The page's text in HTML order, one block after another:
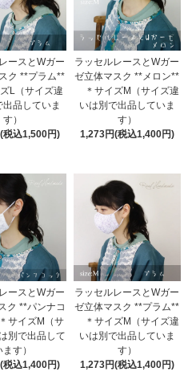
ースとWガー
ク **プラム**
L（サイズ違
出品していま
す）
税込1,500円)
ラッセルレースとWガー
ゼ立体マスク **メロン**
＊サイズM（サイズ違
いは別で出品していま
す）
1,273円(税込1,400円)
ースとWガー
ク **パンナコ
サイズM（サ
別で出品して
ます）
税込1,400円)
ラッセルレースとWガー
ゼ立体マスク **プラム**
＊サイズM（サイズ違
いは別で出品していま
す）
1,273円(税込1,400円)